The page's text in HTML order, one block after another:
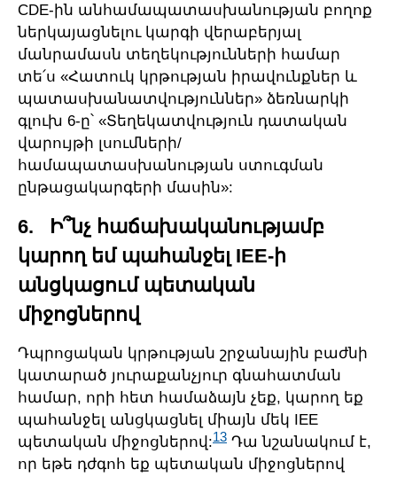
CDE-ին անհամապատասխանության բողոք
ներկայացնելու կարգի վերաբերյալ
մանրամասն տեղեկությունների համար
տե՛ս «Հատուկ կրթության իրավունքներ և
պատասխանատվություններ» ձեռնարկի
գլուխ 6-ը՝ «Տեղեկատվություն դատական
վարույթի լսումների/
համապատասխանության ստուգման
ընթացակարգերի մասին»:
6. Ի՞նչ հաճախականությամբ
կարող եմ պահանջել IEE-ի
անցկացում պետական
միջոցներով
Դպրոցական կրթության շրջանային բաժնի
կատարած յուրաքանչյուր գնահատման
համար, որի հետ համաձայն չեք, կարող եք
պահանջել անցկացնել միայն մեկ IEE
պետական միջոցներով:13 Դա նշանակում է,
որ եթե դժգոհ եք պետական միջոցներով